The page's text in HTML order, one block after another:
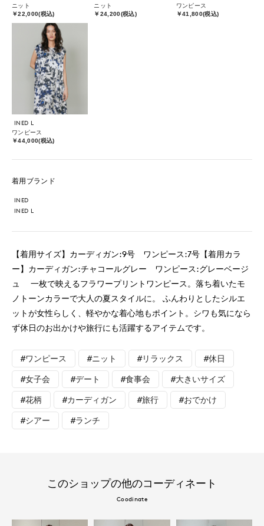
ニット
￥22,000(税込)
ニット
￥24,200(税込)
ワンピース
￥41,800(税込)
INED L
ワンピース
￥44,000(税込)
着用ブランド
INED
INED L
【着用サイズ】カーディガン:9号 ワンピース:7号【着用カラ
ー】カーディガン:チャコールグレー ワンピース:グレーベージ
ュ 一枚で映えるフラワープリントワンピース。落ち着いたモ
ノトーンカラーで大人の夏スタイルに。 ふんわりとしたシルエ
ットが女性らしく、軽やかな着心地もポイント。シワも気になら
ず休日のお出かけや旅行にも活躍するアイテムです。
#ワンピース #ニット #リラックス #休日
#女子会 #デート #食事会 #大きいサイズ
#花柄 #カーディガン #旅行 #おでかけ
#シアー #ランチ
このショップの他のコーディネート
Coodinate